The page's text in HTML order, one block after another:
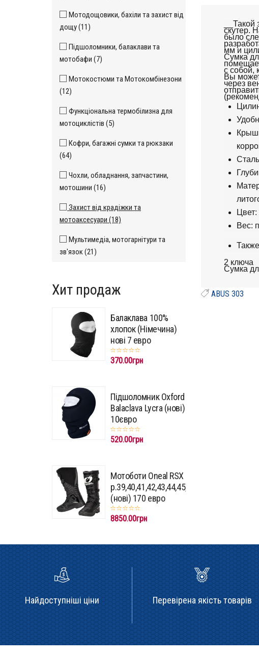
Мотодощовики, бахіли та захист від
дощу (11)
Підшоломники, балаклави та
мотобафи (7)
Мотокостюми та Мотокомбінезони
(12)
Функціональна термобілизна для
мотоциклістів (5)
Кофри, багажні сумки та рюкзаки
(64)
Чохли, обладнання, запчастини,
мотошини (16)
Захист від крадіжки та
мотоаксесуари (18)
Мультимедіа, мотогарнітури та
зв'язок (21)
Хит продаж
Балаклава 100%
хлопок (Німечина)
нові 7 евро
370.00грн
Підшоломник Oxford
Balaclava Lycra (нові)
10євро
520.00грн
Мотоботи Oneal RSX
p.39,40,41,42,43,44,45,46,47
(нові) 170 евро
8850.00грн
скутер.
было
мм и
Сумка
с собой,
Вы
через
Вес:
2 ключа
Сумка
ABUS 303
Найдоступніші ціни Перевірена якість товарів